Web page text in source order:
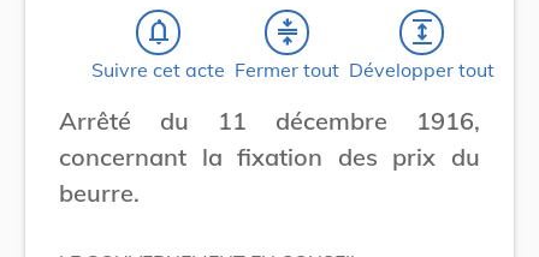
notifications_none
Suivre cet acte
compress
Fermer tout
expand
Développer tout
Arrêté du 11 décembre 1916,
concernant la fixation des prix du
beurre.